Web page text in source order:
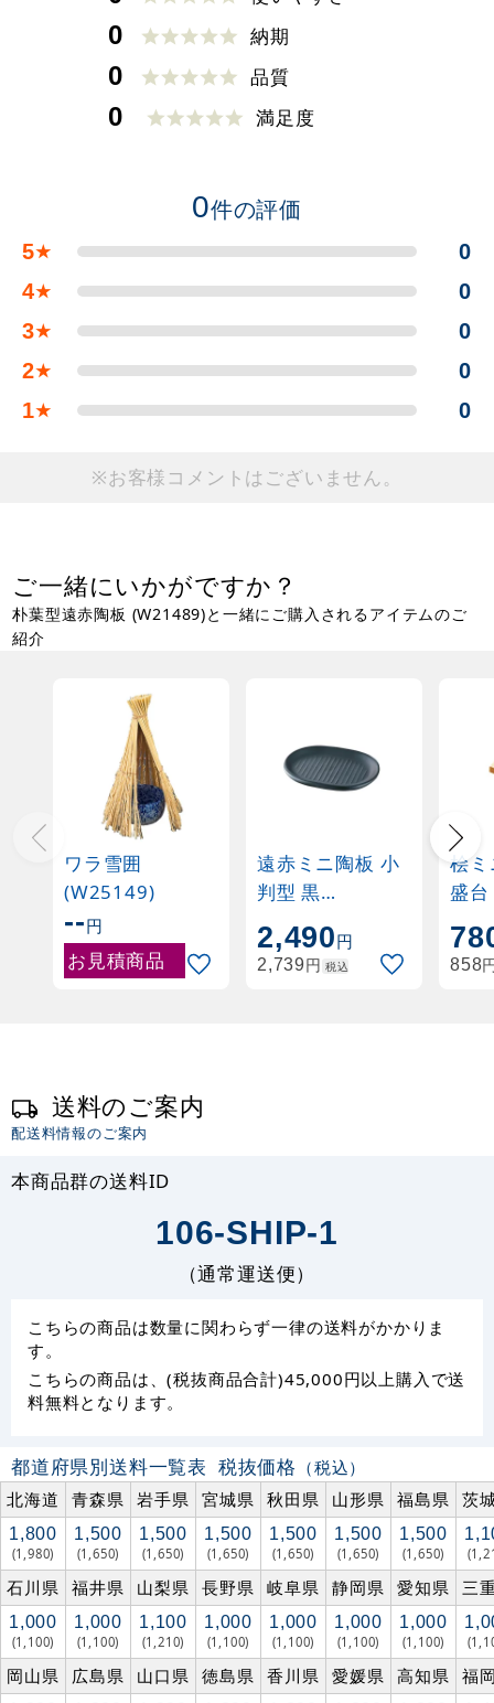
0 納期
0 品質
0 満足度
0件の評価
5★
0
4★
0
3★
0
2★
0
1★ 0
※お客様コメントはございません。
ご一緒にいかがですか？
朴葉型遠赤陶板 (W21489)と一緒にご購入されるアイテムのご
紹介
ワラ雪囲
(W25149)
--円
お見積商品
遠赤ミニ陶板 小
判型 黒
(W21191)
2,490円
2,739円 税込
桧
盛
858
送料のご案内
配送料情報のご案内
本商品群の送料ID
106-SHIP-1
（通常運送便）
こちらの商品は数量に関わらず一律の送料がかかりま
す。
こちらの商品は、(税抜商品合計)45,000円以上購入で送
料無料となります。
都道府県別送料一覧表 税抜価格 （税込）
北海道
青森県 岩手県 宮城県 秋田県 山形県 福島県 茨
1,800
(1,980)
1,500
(1,650)
1,500
(1,650)
1,500
(1,650)
1,500
(1,650)
1,500
(1,650)
1,500
(1,650)
石川県 福井県 山梨県 長野県 岐阜県 静岡県 愛知県 三
1,000
(1,100)
1,000
(1,100)
1,100
(1,210)
1,000
(1,100)
1,000
(1,100)
1,000
(1,100)
1,000
(1,100)
岡山県 広島県 山口県 徳島県 香川県 愛媛県 高知県 福